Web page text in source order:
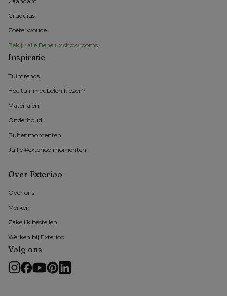
Cruquius
Zoeterwoude
Bekijk alle Benelux showrooms
Inspiratie
Tuintrends
Hoe tuinmeubelen kiezen?
Materialen
Onderhoud
Buitenmomenten
Jullie #exterioo momenten
Over Exterioo
Over ons
Merken
Zakelijk bestellen
Werken bij Exterioo
Volg ons